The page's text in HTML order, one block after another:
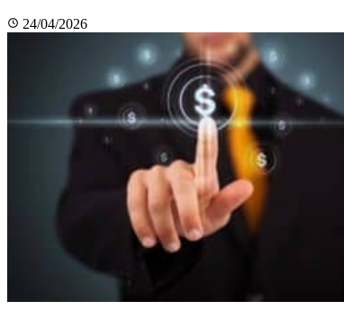
24/04/2026